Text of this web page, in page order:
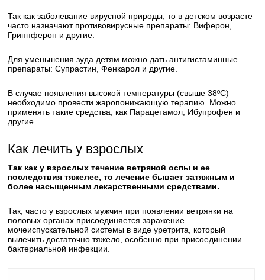
Так как заболевание вирусной природы, то в детском возрасте
часто назначают противовирусные препараты: Виферон,
Гриппферон и другие.
Для уменьшения зуда детям можно дать антигистаминные
препараты: Супрастин, Фенкарол и другие.
В случае появления высокой температуры (свыше 38ºС)
необходимо провести жаропонижающую терапию. Можно
применять такие средства, как Парацетамол, Ибупрофен и
другие.
Как лечить у взрослых
Так как у взрослых течение ветряной оспы и ее
последствия тяжелее, то лечение бывает затяжным и
более насыщенным лекарственными средствами.
Так, часто у взрослых мужчин при появлении ветрянки на
половых органах присоединяется заражение
мочеиспускательной системы в виде уретрита, который
вылечить достаточно тяжело, особенно при присоединении
бактериальной инфекции.